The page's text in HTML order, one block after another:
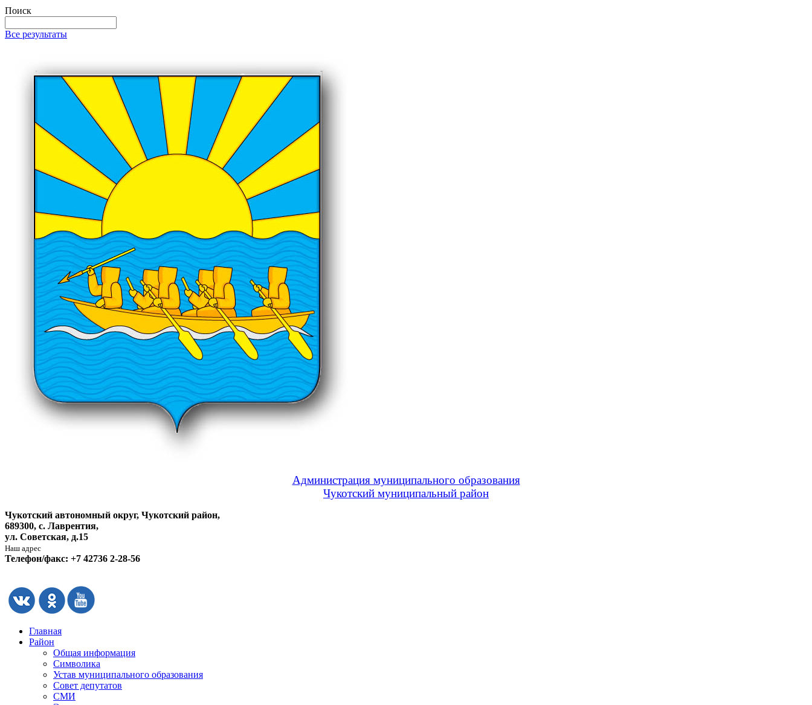
Поиск
Все результаты
Администрация муниципального образования
Чукотский муниципальный район
Чукотский автономный округ, Чукотский район,
689300, с. Лаврентия,
ул. Советская, д.15
Наш адрес
Телефон/факс: +7 42736 2-28-56
Главная
Район
Общая информация
Символика
Устав муниципального образования
Совет депутатов
СМИ